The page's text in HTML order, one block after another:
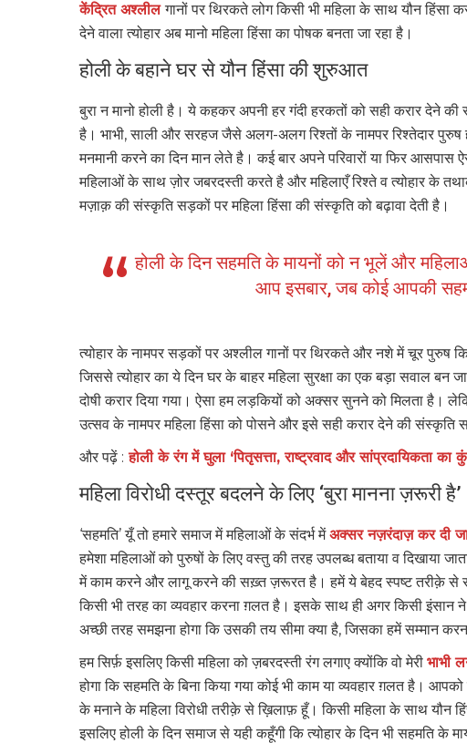
केंद्रित अश्लीलगानों पर थिरकते लोग किसी भी महिला के साथ यौन
देने वाला त्योहार अब मानो महिला हिंसा का पोषक बनता जा रहा है।
होली के बहाने घर से यौन हिंसा की शुरुआत
बुरा न मानो होली है। ये कहकर अपनी हर गंदी हरकतों को सही करार देने
है। भाभी, साली और सरहज जैसे अलग-अलग रिश्तों के नामपर रिश्तेदार पुरुष
मनमानी करने का दिन मान लेते है। कई बार अपने परिवारों या फिर आसपास
महिलाओं के साथ ज़ोर जबरदस्ती करते है और महिलाएँ रिश्ते व त्योहार के
मज़ाक़ की संस्कृति सड़कों पर महिला हिंसा की संस्कृति को बढ़ावा देती है।
होली के दिन सहमति के मायनों को न भूलें और
आप इसबार, जब कोई आपकी
त्योहार के नामपर सड़कों पर अश्लील गानों पर थिरकते और नशे में चूर पुरुष
जिससे त्योहार का ये दिन घर के बाहर महिला सुरक्षा का एक बड़ा सवाल
दोषी करार दिया गया। ऐसा हम लड़कियों को अक्सर सुनने को मिलता
उत्सव के नामपर महिला हिंसा को पोसने और इसे सही करार देने की संस्कृति
और पढ़ें : होली के रंग में घुला ‘पितृसत्ता, राष्ट्रवाद और सांप्रदायिकता का
महिला विरोधी दस्तूर बदलने के लिए ‘बुरा मानना ज़रूरी है’
‘सहमति’ यूँ तो हमारे समाज में महिलाओं के संदर्भ मेंअक्सर नज़रंदाज़ कर दी
हमेशा महिलाओं को पुरुषों के लिए वस्तु की तरह उपलब्ध बताया व दिखाया
में काम करने और लागू करने की सख़्त ज़रूरत है। हमें ये बेहद स्पष्ट तरीक़े से
किसी भी तरह का व्यवहार करना ग़लत है। इसके साथ ही अगर किसी इंसान ने
अच्छी तरह समझना होगा कि उसकी तय सीमा क्या है, जिसका हमें सम्मान
हम सिर्फ़ इसलिए किसी महिला को ज़बरदस्ती रंग लगाए क्योंकि वो मेरी भाभी
होगा कि सहमति के बिना किया गया कोई भी काम या व्यवहार ग़लत है।
के मनाने के महिला विरोधी तरीक़े से ख़िलाफ़ हूँ। किसी महिला के साथ यौन
इसलिए होली के दिन समाज से यही कहूँगी कि त्योहार के दिन भी सहमति के